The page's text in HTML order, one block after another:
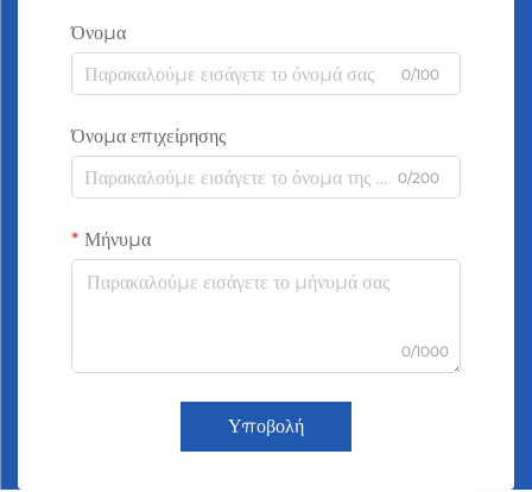
Όνομα
0/100
Όνομα επιχείρησης
0/200
Μήνυμα
0/1000
Υποβολή